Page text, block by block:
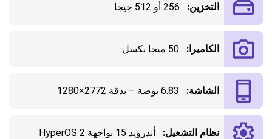
التخزين: 256 أو 512 جيجا
الكاميرا: 50 ميجا بكسل
الشاشة: 6.83 بوصة – بدقة 2772×1280
نظام التشغيل: أندرويد 15 بواجهة HyperOS 2